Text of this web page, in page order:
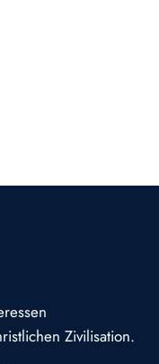
Zivilisation.